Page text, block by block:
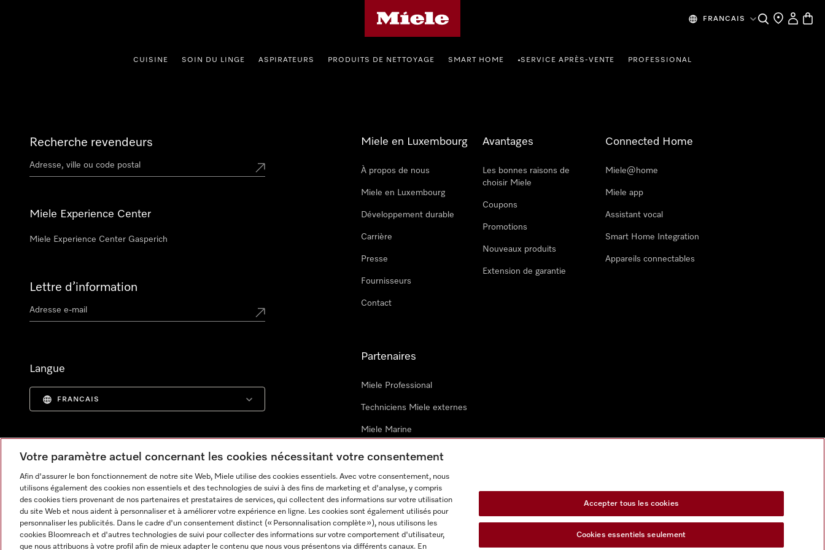
FRANCAIS Recherche
MesPanier
CUISINE SOIN DU LINGE ASPIRATEURS PRODUITS DE NETTOYAGE SMART HOME •SERVICE APRÈS-VENTE PROFESSIONAL
Recherche revendeurs
Miele Experience Center
Miele Experience Center Gasperich
Lettre d’information
Langue
FRANCAIS
Miele en Luxembourg
À propos de nous
Miele en Luxembourg
Développement durable
Carrière
Presse
Fournisseurs
Contact
Avantages
Les bonnes raisons de
choisir Miele
Coupons
Promotions
Nouveaux produits
Extension de garantie
Connected Home
Miele@home
Miele app
Assistant vocal
Smart Home Integration
Appareils connectables
Partenaires
Miele Professional
Techniciens Miele externes
Miele Marine
Architectes & promoteurs
Informations légales CGV Protection des données Conditions d’utilisation Déclaration d'accessibilité
Formulaire de rétractation
Votre paramètre actuel concernant les cookies nécessitant votre consentement
Afin d'assurer le bon fonctionnement de notre site Web, Miele utilise des cookies essentiels. Avec votre consentement, nous
utilisons également des cookies non essentiels et des technologies de suivi à des fins de marketing et d'analyse, y compris
des cookies tiers provenant de nos partenaires et prestataires de services, qui collectent des informations sur votre utilisation
du site Web et nous aident à personnaliser et à améliorer votre expérience en ligne. Les cookies sont également utilisés pour
personnaliser les publicités. Dans le cadre d'un consentement distinct (« Personnalisation complète »), nous utilisons les
cookies Bloomreach et d'autres technologies de suivi pour collecter des informations sur votre comportement d'utilisateur,
que nous attribuons à votre profil afin de mieux adapter le contenu que nous vous présentons via différents canaux. En
Accepter tous les cookies
Cookies essentiels seulement